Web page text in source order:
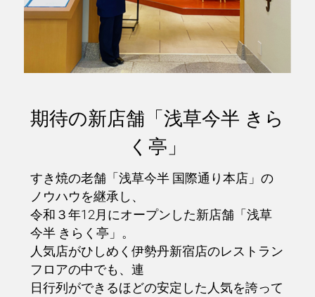
期待の新店舗「浅草今半 きら
く亭」
すき焼の老舗「浅草今半 国際通り本店」の
ノウハウを継承し、
令和３年12月にオープンした新店舗「浅草
今半 きらく亭」。
人気店がひしめく伊勢丹新宿店のレストラン
フロアの中でも、連
日行列ができるほどの安定した人気を誇って